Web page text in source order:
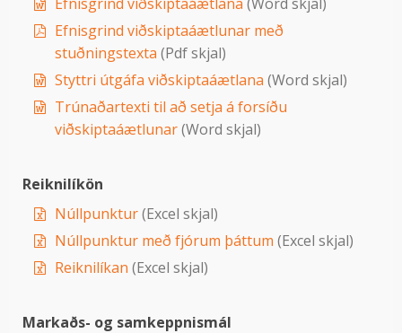
Efnisgrind viðskiptaáætlunar með
stuðningstexta (Pdf skjal)
Styttri útgáfa viðskiptaáætlana (Word skjal)
Trúnaðartexti til að setja á forsíðu
viðskiptaáætlunar(Word skjal)
Reiknilíkön
Núllpunktur(Excel skjal)
Núllpunktur með fjórum þáttum (Excel skjal)
Reiknilíkan (Excel skjal)
Markaðs- og samkeppnismál